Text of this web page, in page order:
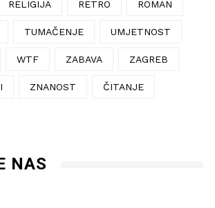
RELIGIJA RETRO ROMAN
TUMAČENJE UMJETNOST
WTF ZABAVA ZAGREB
ZNANOST ČITANJE
NAS